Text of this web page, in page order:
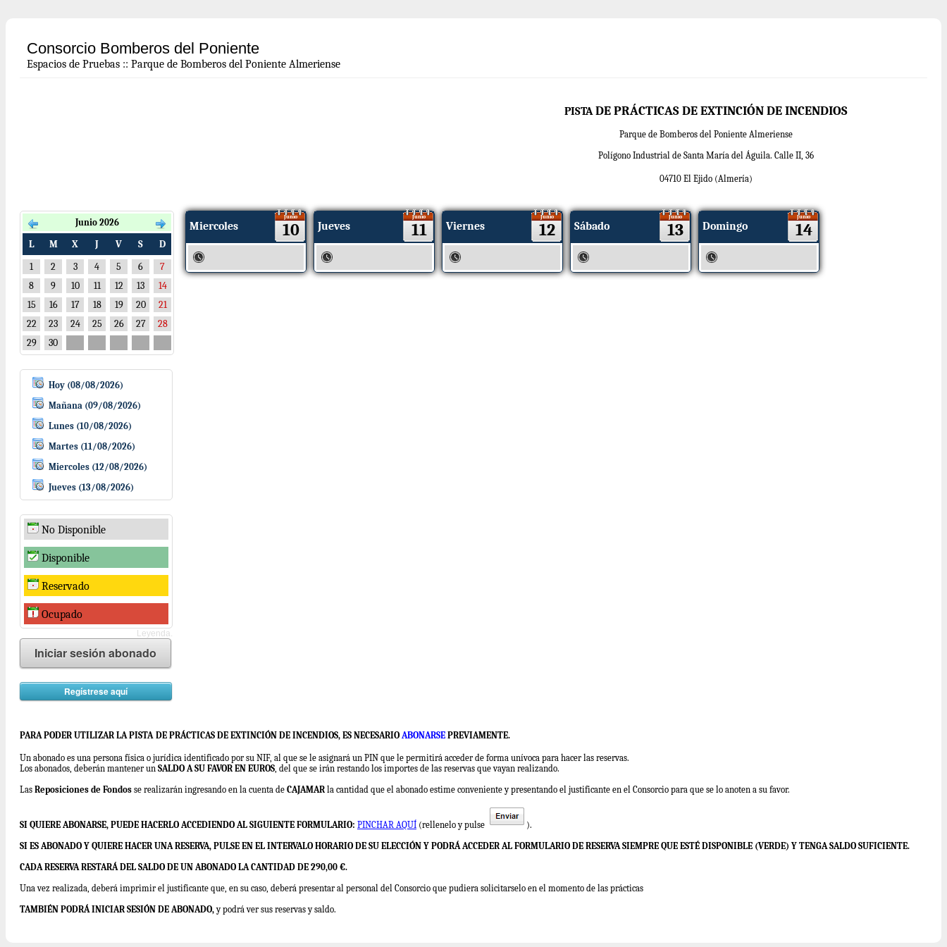
Consorcio Bomberos del Poniente
Espacios de Pruebas :: Parque de Bomberos del Poniente Almeriense
PISTADE PRÁCTICAS DE EXTINCIÓN DE INCENDIOS
Parque de Bomberos del Poniente Almeriense
Polígono Industrial de Santa María del Águila. Calle II, 36
04710 El Ejido (Almería)
Junio 2026
L M X J V S
D
1
2 3 4 5 6
7
8
9 10 11 12 13
14
15
16 17 18 19 20
21
22
23 24 25 26 27
28
29
30
Hoy (08/08/2026)
Mañana (09/08/2026)
Lunes (10/08/2026)
Martes (11/08/2026)
Miercoles (12/08/2026)
Jueves (13/08/2026)
No Disponible
Disponible
Reservado
Ocupado
Leyenda.
Iniciar sesión abonado
Regístrese aquí
Miercoles
Junio
10 Jueves
Junio
11 Viernes
Junio
12 Sábado
Junio
13 Domingo
Junio
14
PARA PODER UTILIZAR LA PISTA DE PRÁCTICAS DE EXTINCIÓN DE INCENDIOS, ES NECESARIO ABONARSE PREVIAMENTE.
Un abonado es una persona física o jurídica identificado por su NIF, al que se le asignará un PIN que le permitirá acceder de forma unívoca para hacer las reservas.
Los abonados, deberán mantener un SALDO A SU FAVOR EN EUROS, del que se irán restando los importes de las reservas que vayan realizando.
Las Reposiciones de Fondos se realizarán ingresando en la cuenta de CAJAMAR la cantidad que el abonado estime conveniente y presentando el justificante en el Consorcio para que se lo anoten a su favor.
SI QUIERE ABONARSE, PUEDE HACERLO ACCEDIENDO AL SIGUIENTE FORMULARIO: PINCHAR AQUÍ (rellenelo y pulse
).
SI ES ABONADO Y QUIERE HACER UNA RESERVA, PULSE EN EL INTERVALO HORARIO DE SU ELECCIÓN Y PODRÁ ACCEDER AL FORMULARIO DE RESERVA SIEMPRE QUE ESTÉ DISPONIBLE (VERDE) Y TENGA SALDO SUFICIENTE.
CADA RESERVA RESTARÁ DEL SALDO DE UN ABONADO LA CANTIDAD DE 290,00 €.
Una vez realizada, deberá imprimir el justificante que, en su caso, deberá presentar al personal del Consorcio que pudiera solicitarselo en el momento de las prácticas
TAMBIÉN PODRÁ INICIAR SESIÓN DE ABONADO,y podrá ver sus reservas y saldo.